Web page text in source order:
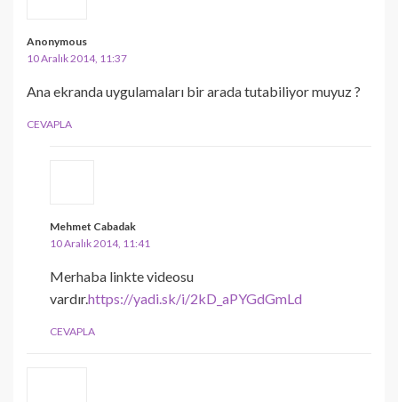
Anonymous
10 Aralık 2014, 11:37
Ana ekranda uygulamaları bir arada tutabiliyor muyuz ?
CEVAPLA
Mehmet Cabadak
10 Aralık 2014, 11:41
Merhaba linkte videosu
vardır.https://yadi.sk/i/2kD_aPYGdGmLd
CEVAPLA